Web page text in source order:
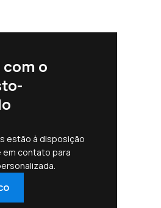
com o
estão à disposição
em contato para